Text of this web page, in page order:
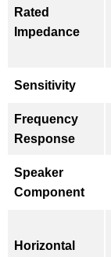
Rated
Impedance
Sensitivity
Frequency
Response
Speaker
Component
Horizontal